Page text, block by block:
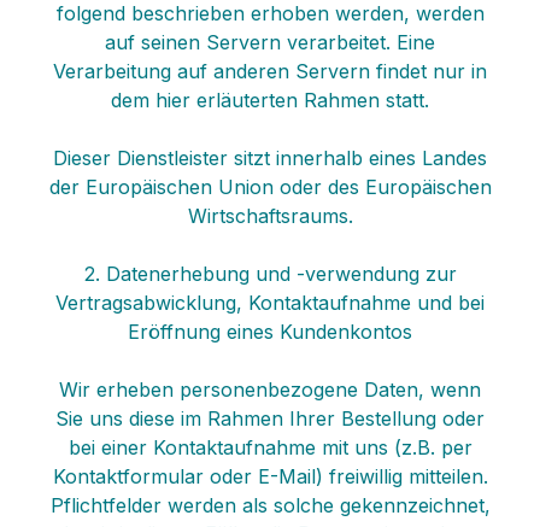
folgend beschrieben erhoben werden, werden
auf seinen Servern verarbeitet. Eine
Verarbeitung auf anderen Servern findet nur in
dem hier erläuterten Rahmen statt.
Dieser Dienstleister sitzt innerhalb eines Landes
der Europäischen Union oder des Europäischen
Wirtschaftsraums.
2. Datenerhebung und -verwendung zur
Vertragsabwicklung, Kontaktaufnahme und bei
Eröffnung eines Kundenkontos
Wir erheben personenbezogene Daten, wenn
Sie uns diese im Rahmen Ihrer Bestellung oder
bei einer Kontaktaufnahme mit uns (z.B. per
Kontaktformular oder E-Mail) freiwillig mitteilen.
Pflichtfelder werden als solche gekennzeichnet,